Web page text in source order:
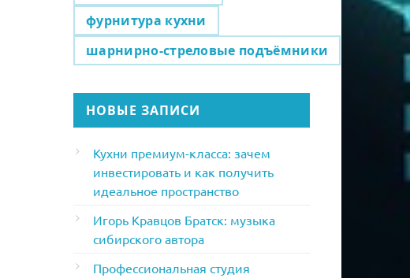
фурнитура кухни
шарнирно-стреловые подъёмники
НОВЫЕ ЗАПИСИ
Кухни премиум-класса: зачем
инвестировать и как получить
идеальное пространство
Игорь Кравцов Братск: музыка
сибирского автора
Профессиональная студия